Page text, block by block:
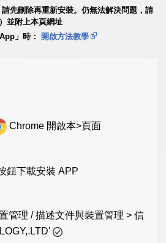
先刪除再重新安裝。仍無法解決問題，請
）並附上本頁網址
」時：
開啟方法教學
Chrome 開啟本>頁面
鈕下載安裝 APP
管理 / 描述文件與裝置管理 > 信